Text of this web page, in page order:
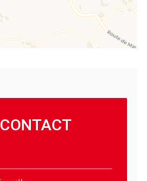
CONTACT